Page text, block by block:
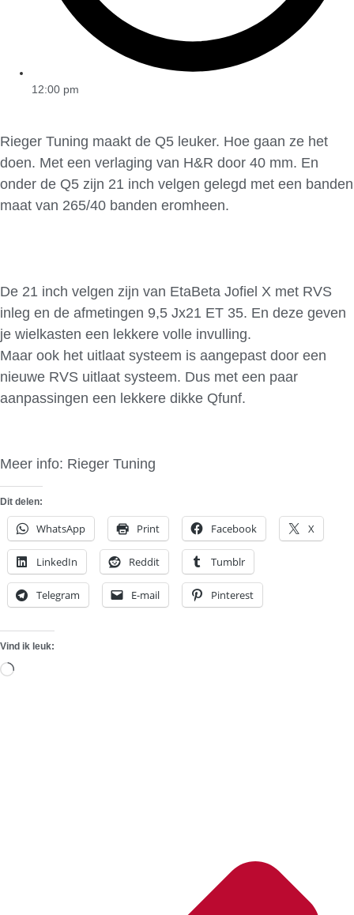
12:00 pm
Rieger Tuning maakt de Q5 leuker. Hoe gaan ze het
doen. Met een verlaging van H&R door 40 mm. En
onder de Q5 zijn 21 inch velgen gelegd met een banden
maat van 265/40 banden eromheen.
De 21 inch velgen zijn van EtaBeta Jofiel X met RVS
inleg en de afmetingen 9,5 Jx21 ET 35. En deze geven
je wielkasten een lekkere volle invulling.
Maar ook het uitlaat systeem is aangepast door een
nieuwe RVS uitlaat systeem. Dus met een paar
aanpassingen een lekkere dikke Qfunf.
Meer info: Rieger Tuning
Dit delen:
WhatsApp Print Facebook X
LinkedIn Reddit Tumblr
Telegram E-mail Pinterest
Vind ik leuk:
Aan